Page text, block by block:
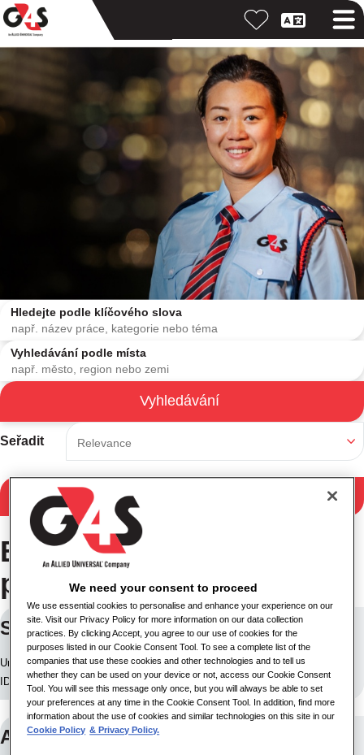
Výsledky vyhledávání
Hledejte podle klíčového slova
Vyhledávání podle místa
Vyhledávání
Seřadit
Filtrovat výsledky
Bylo nalezeno 157
pracovních míst
SUPERVISOR DE SEGURIDAD
Umístění: Bogotá, Kolumbie
ID úlohy: 29518
ANALISTA
We need your consent to proceed
We use essential cookies to personalise and enhance your experience on our
site. Visit our Privacy Policy for more information on our data collection
practices. By clicking Accept, you agree to our use of cookies for the
purposes listed in our Cookie Consent Tool. To see a complete list of the
companies that use these cookies and other technologies and to tell us
whether they can be used on your device or not, access our Cookie Consent
Tool. You will see this message only once, but you will always be able to set
your preferences at any time in the Cookie Consent Tool. In addition, find more
information about the use of cookies and similar technologies on this site in our
Cookie Policy & Privacy Policy.